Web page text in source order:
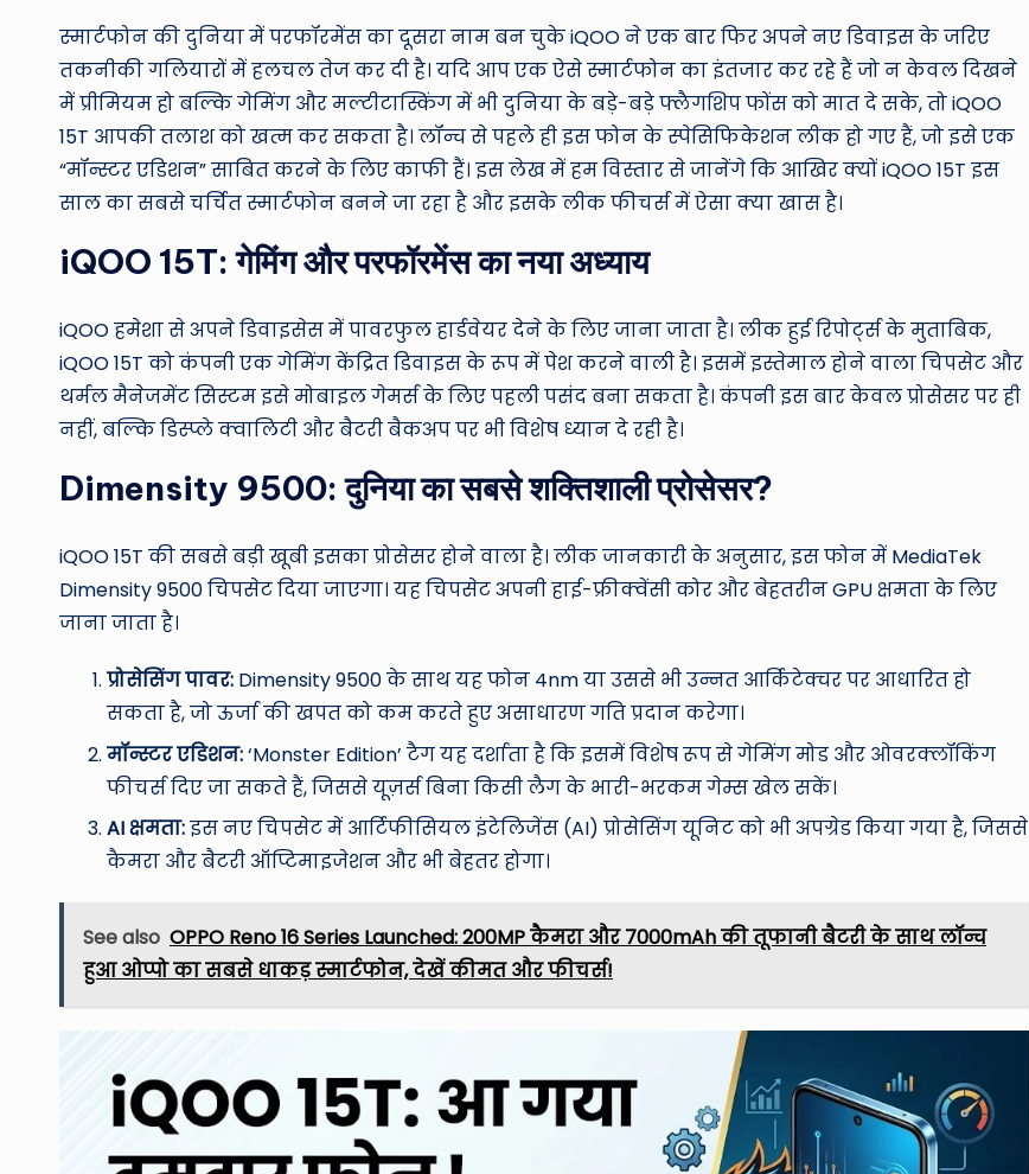
h
e
W
o
rl
स्मार्टफोन की दुनिया में परफॉरमेंस का दूसरा नाम बन चुके iQOO ने एक बार फिर अपने नए डिवाइस के जरिए
तकनीकी गलियारों में हलचल तेज कर दी है। यदि आप एक ऐसे स्मार्टफोन का इंतजार कर रहे हैं जो न केवल दिखने
में प्रीमियम हो बल्कि गेमिंग और मल्टीटास्किंग में भी दुनिया के बड़े-बड़े फ्लैगशिप फोंस को मात दे सके, तो iQOO
15T आपकी तलाश को खत्म कर सकता है। लॉन्च से पहले ही इस फोन के स्पेसिफिकेशन लीक हो गए हैं, जो इसे एक
“मॉन्स्टर एडिशन” साबित करने के लिए काफी हैं। इस लेख में हम विस्तार से जानेंगे कि आखिर क्यों iQOO 15T इस
साल का सबसे चर्चित स्मार्टफोन बनने जा रहा है और इसके लीक फीचर्स में ऐसा क्या खास है।
iQOO 15T: गेमिंग और परफॉरमेंस का नया अध्याय
iQOO हमेशा से अपने डिवाइसेस में पावरफुल हार्डवेयर देने के लिए जाना जाता है। लीक हुई रिपोर्ट्स के मुताबिक,
iQOO 15T को कंपनी एक गेमिंग केंद्रित डिवाइस के रूप में पेश करने वाली है। इसमें इस्तेमाल होने वाला चिपसेट और
थर्मल मैनेजमेंट सिस्टम इसे मोबाइल गेमर्स के लिए पहली पसंद बना सकता है। कंपनी इस बार केवल प्रोसेसर पर ही
नहीं, बल्कि डिस्प्ले क्वालिटी और बैटरी बैकअप पर भी विशेष ध्यान दे रही है।
Dimensity 9500: दुनिया का सबसे शक्तिशाली प्रोसेसर?
iQOO 15T की सबसे बड़ी खूबी इसका प्रोसेसर होने वाला है। लीक जानकारी के अनुसार, इस फोन में MediaTek
Dimensity 9500 चिपसेट दिया जाएगा। यह चिपसेट अपनी हाई-फ्रीक्वेंसी कोर और बेहतरीन GPU क्षमता के लिए
जाना जाता है।
प्रोसेसिंग पावर: Dimensity 9500 के साथ यह फोन 4nm या उससे भी उन्नत आर्किटेक्चर पर आधारित हो
सकता है, जो ऊर्जा की खपत को कम करते हुए असाधारण गति प्रदान करेगा।
मॉन्स्टर एडिशन:‘Monster Edition’ टैग यह दर्शाता है कि इसमें विशेष रूप से गेमिंग मोड और ओवरक्लॉकिंग
फीचर्स दिए जा सकते हैं, जिससे यूज़र्स बिना किसी लैग के भारी-भरकम गेम्स खेल सकें।
AI क्षमता:इस नए चिपसेट में आर्टिफीसियल इंटेलिजेंस (AI) प्रोसेसिंग यूनिट को भी अपग्रेड किया गया है, जिससे
कैमरा और बैटरी ऑप्टिमाइजेशन और भी बेहतर होगा।
See also OPPO Reno 16 Series Launched: 200MP कैमरा और 7000mAh की तूफानी बैटरी के साथ लॉन्च
हुआ ओप्पो का सबसे धाकड़ स्मार्टफोन, देखें कीमत और फीचर्स!